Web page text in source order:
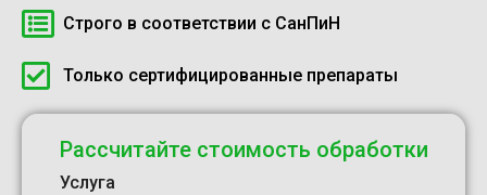
Строго в соответствии с СанПиН
Только сертифицированные препараты
Рассчитайте стоимость обработки
Услуга